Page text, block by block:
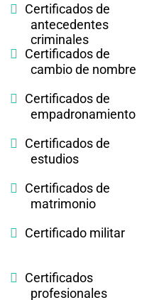
Certificados de
antecedentes
criminales
Certificados de
cambio de nombre
Certificados de
empadronamiento
Certificados de
estudios
Certificados de
matrimonio
Certificado militar
Certificados
profesionales